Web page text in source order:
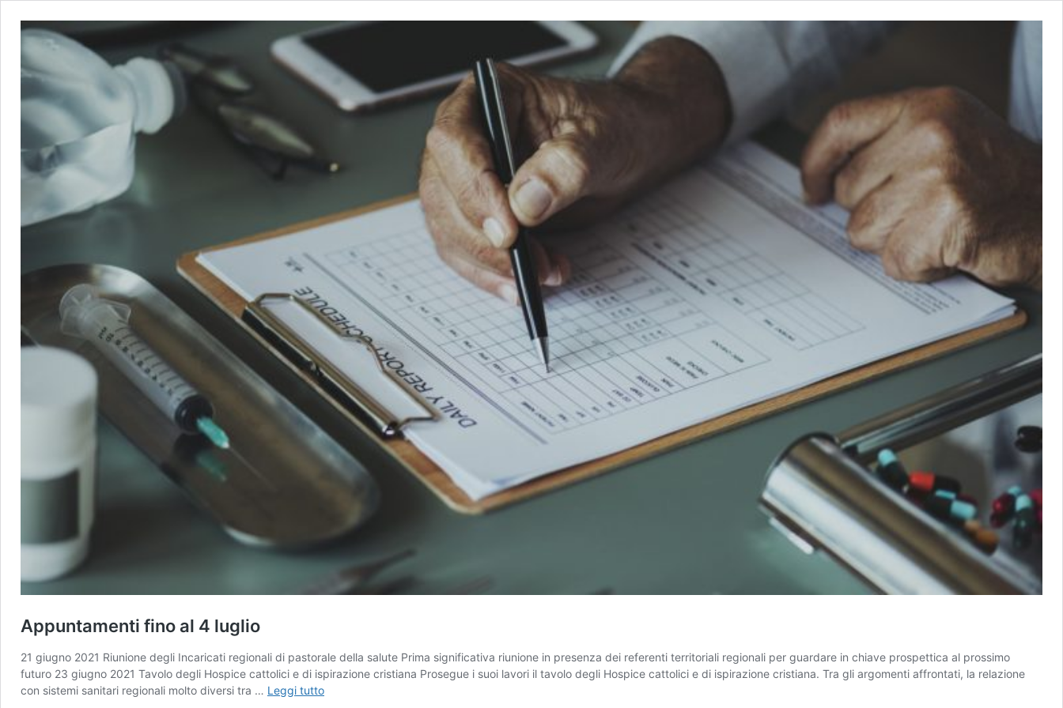
Appuntamenti fino al 4 luglio
21 giugno 2021 Riunione degli Incaricati regionali di pastorale della salute Prima significativa riunione in presenza dei referenti territoriali regionali per guardare in chiave prospettica al prossimo
futuro 23 giugno 2021 Tavolo degli Hospice cattolici e di ispirazione cristiana Prosegue i suoi lavori il tavolo degli Hospice cattolici e di ispirazione cristiana. Tra gli argomenti affrontati, la relazione
con sistemi sanitari regionali molto diversi tra … Leggi tuttoAppuntamenti